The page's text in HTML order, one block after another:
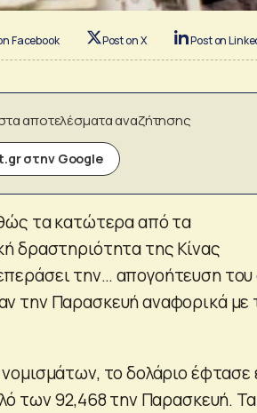
Facebook Post on X Post on
αποτελέσματα αναζήτησης
στην Google
τα κατώτερα από τα
δραστηριότητα της Κίνας
την… απογοήτευση
την Παρασκευή αναφορικά με
το δολάριο
των 92,468 την Παρασκευή. Τα